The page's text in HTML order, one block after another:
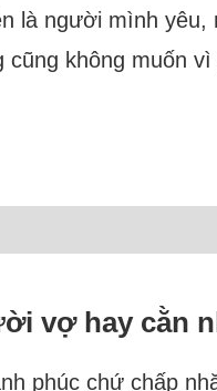
là người mình
không muốn
vợ hay cằn
phúc chứ chấp